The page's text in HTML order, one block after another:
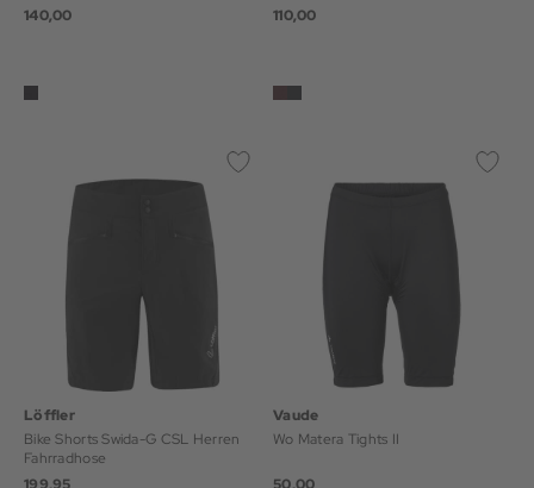
140,00
110,00
Löffler
Bike Shorts Swida-G CSL Herren
Fahrradhose
Vaude
Wo Matera Tights II